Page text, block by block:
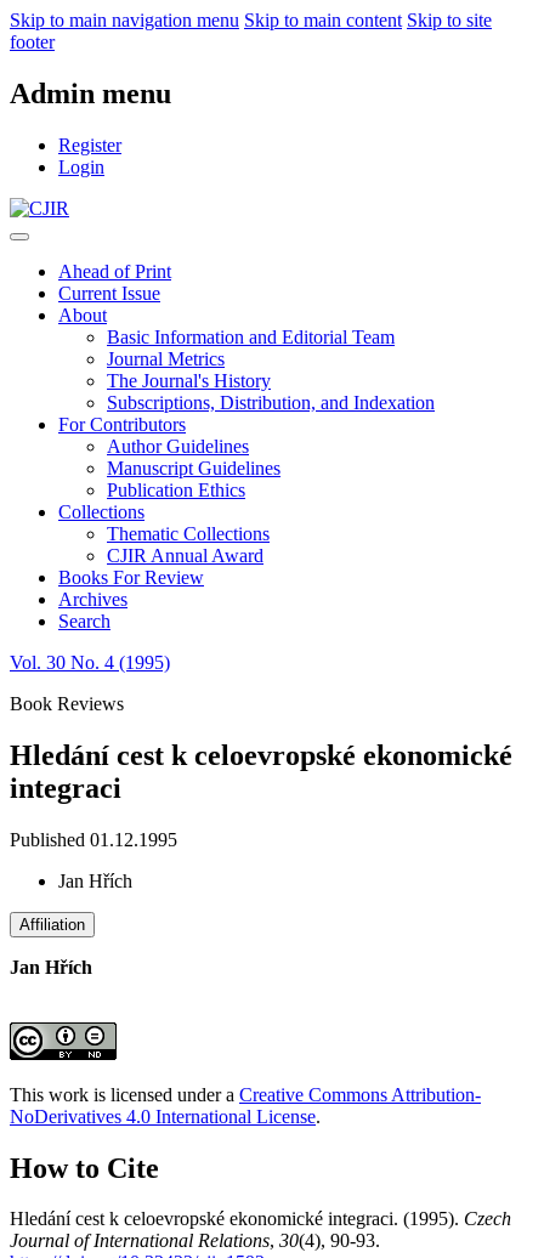
Skip to main navigation menu Skip to main content Skip to site
footer
Admin menu
Register
Login
Ahead of Print
Current Issue
About
Basic Information and Editorial Team
Journal Metrics
The Journal's History
Subscriptions, Distribution, and Indexation
For Contributors
Author Guidelines
Manuscript Guidelines
Publication Ethics
Collections
Thematic Collections
CJIR Annual Award
Books For Review
Archives
Search
Vol. 30 No. 4 (1995)
Book Reviews
Hledání cest k celoevropské ekonomické
integraci
Published 01.12.1995
Jan Hřích
Affiliation
Jan Hřích
This work is licensed under a Creative Commons Attribution-
NoDerivatives 4.0 International License.
How to Cite
Hledání cest k celoevropské ekonomické integraci. (1995). Czech
Journal of International Relations, 30(4), 90-93.